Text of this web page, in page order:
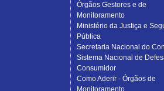
Órgãos Gestores e de
Monitoramento
Ministério da Justiça e
Pública
Secretaria Nacional do
Sistema Nacional de
Consumidor
Como Aderir - Órgãos de